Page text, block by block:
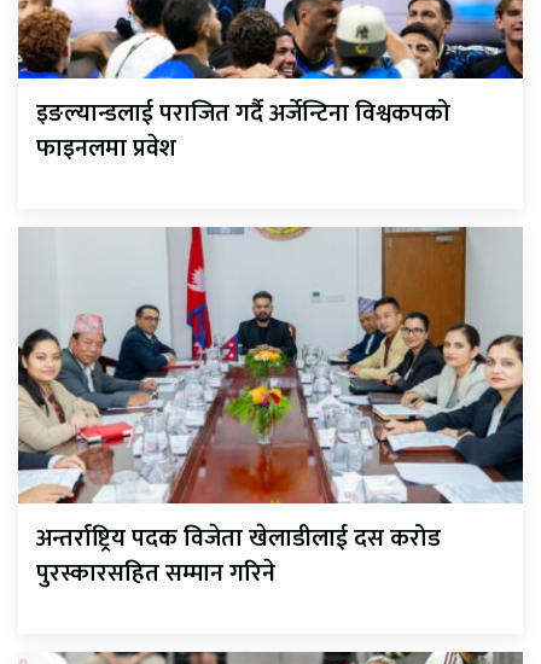
इङल्यान्डलाई पराजित गर्दै अर्जेन्टिना विश्वकपको
फाइनलमा प्रवेश
अन्तर्राष्ट्रिय पदक विजेता खेलाडीलाई दस करोड
पुरस्कारसहित सम्मान गरिने